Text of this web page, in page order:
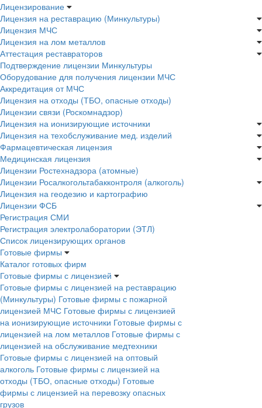
Лицензирование
Лицензия на реставрацию (Минкультуры)
Лицензия МЧС
Лицензия на лом металлов
Аттестация реставраторов
Подтверждение лицензии Минкультуры
Оборудование для получения лицензии МЧС
Аккредитация от МЧС
Лицензия на отходы (ТБО, опасные отходы)
Лицензии связи (Роскомнадзор)
Лицензия на ионизирующие источники
Лицензия на техобслуживание мед. изделий
Фармацевтическая лицензия
Медицинская лицензия
Лицензии Ростехнадзора (атомные)
Лицензии Росалкогольтабакконтроля (алкоголь)
Лицензия на геодезию и картографию
Лицензии ФСБ
Регистрация СМИ
Регистрация электролаборатории (ЭТЛ)
Список лицензирующих органов
Готовые фирмы
Каталог готовых фирм
Готовые фирмы с лицензией
Готовые фирмы с лицензией на реставрацию
(Минкультуры) Готовые фирмы с пожарной
лицензией МЧС Готовые фирмы с лицензией
на ионизирующие источники Готовые фирмы с
лицензией на лом металлов Готовые фирмы с
лицензией на обслуживание медтехники
Готовые фирмы с лицензией на оптовый
алкоголь Готовые фирмы с лицензией на
отходы (ТБО, опасные отходы) Готовые
фирмы с лицензией на перевозку опасных
грузов